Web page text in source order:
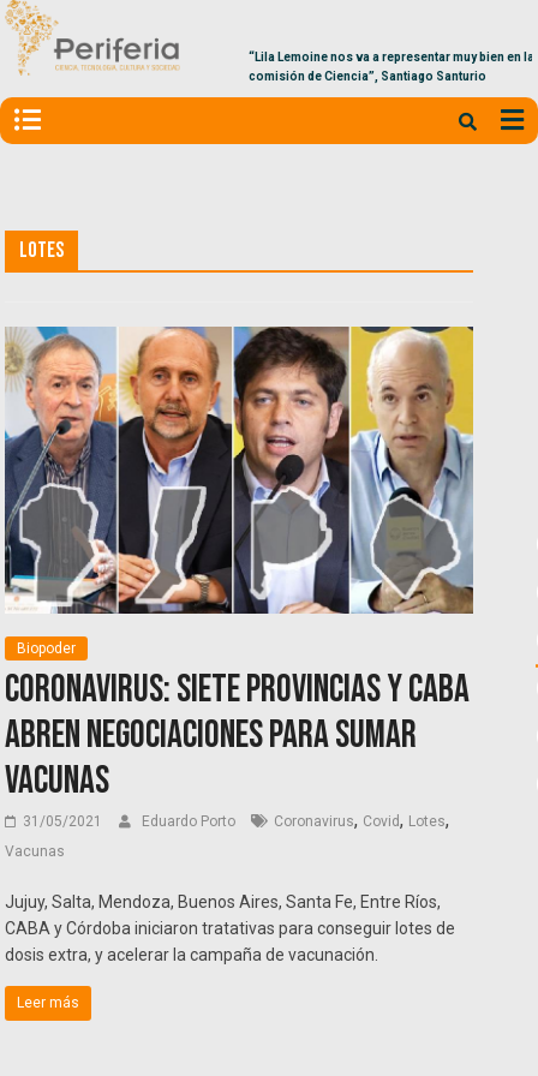
“Lila Lemoine nos va a representar muy bien en la
comisión de Ciencia”, Santiago Santurio
Lotes
Biopoder
Coronavirus: Siete provincias y CABA
abren negociaciones para sumar
vacunas
31/05/2021 Eduardo Porto Coronavirus, Covid, Lotes,
Vacunas
Jujuy, Salta, Mendoza, Buenos Aires, Santa Fe, Entre Ríos,
CABA y Córdoba iniciaron tratativas para conseguir lotes de
dosis extra, y acelerar la campaña de vacunación.
Leer más